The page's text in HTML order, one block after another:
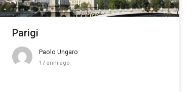
Parigi
Paolo Ungaro
17 anni ago